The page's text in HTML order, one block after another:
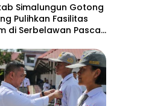
Simalungun Gotong
Pulihkan Fasilitas
di Serbelawan Pasca